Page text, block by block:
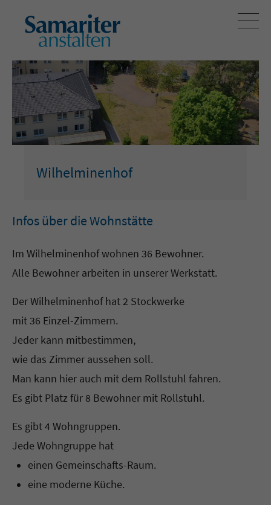
Wilhelminenhof
Infos über die Wohnstätte
Im Wilhelminenhof wohnen 36 Bewohner.
Alle Bewohner arbeiten in unserer Werkstatt.
Der Wilhelminenhof hat 2 Stockwerke
mit 36 Einzel-Zimmern.
Jeder kann mitbestimmen,
wie das Zimmer aussehen soll.
Man kann hier auch mit dem Rollstuhl fahren.
Es gibt Platz für 8 Bewohner mit Rollstuhl.
Es gibt 4 Wohngruppen.
Jede Wohngruppe hat
einen Gemeinschafts-Raum.
eine moderne Küche.